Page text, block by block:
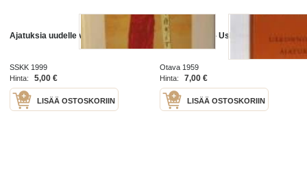
Ajatuksia uudelle vuosituhannelle
SSKK 1999
Hinta:
5,00 €
LISÄÄ OSTOSKORIIN
Eläviä sanoja - Uskonnollisia
ajatuksia
Otava 1959
Hinta:
7,00 €
LISÄÄ OSTOSKORIIN